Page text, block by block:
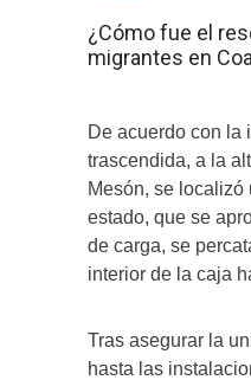
¿Cómo fue el
migrantes en
De acuerdo con la
trascendida, a la
Mesón, se localizó
estado, que se
de carga, se
interior de la caja
Tras asegurar la
hasta las